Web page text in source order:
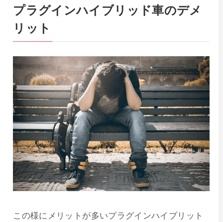
プラグインハイブリッド車のデメ
リット
この様にメリットが多いプラグインハイブリット